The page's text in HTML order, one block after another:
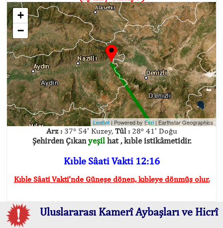
+
−
Leaflet | Powered by Esri | Earthstar Geographics
Arz :37° 54' Kuzey, Tûl :28° 41' Doğu
Şehirden Çıkanyeşilhat , kıble istikâmetidir.
Kıble Sâati Vakti 12:16
Kıble Sâati Vakti'nde Güneşe dönen, kıbleye dönmüş olur.
Uluslararası Kamerî Aybaşları ve Hicrî